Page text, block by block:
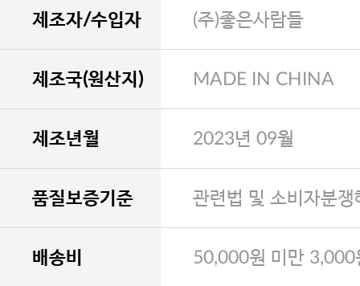
제조자/수입자 (주)좋은사람들
제조국(원산지) MADE IN CHINA
제조년월 2023년 09월
품질보증기준 관련법 및 소비자분
배송비 50,000원 미만 3,000